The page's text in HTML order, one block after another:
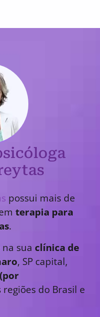
possui mais de
terapia para
.
sua clínica de
, SP capital,
regiões do Brasil e